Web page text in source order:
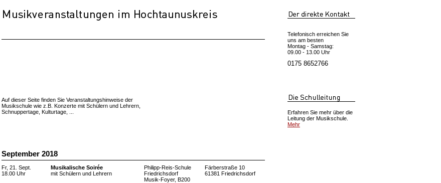
Telefonisch erreichen Sie
uns am besten
Montag - Samstag:
09.00 - 13.00 Uhr
0175 8652766
Erfahren Sie mehr über die
Leitung der Musikschule.
Mehr
Auf dieser Seite finden Sie Veranstaltungshinweise der
Musikschule wie z.B. Konzerte mit Schülern und Lehrern,
Schnuppertage, Kulturtage, ...
September 2018
Fr, 21. Sept.
18.00 Uhr
Musikalische Soirée
mit Schülern und Lehrern
Philipp-Reis-Schule
Friedrichsdorf
Musik-Foyer, B200
Färberstraße 10
61381 Friedrichsdorf